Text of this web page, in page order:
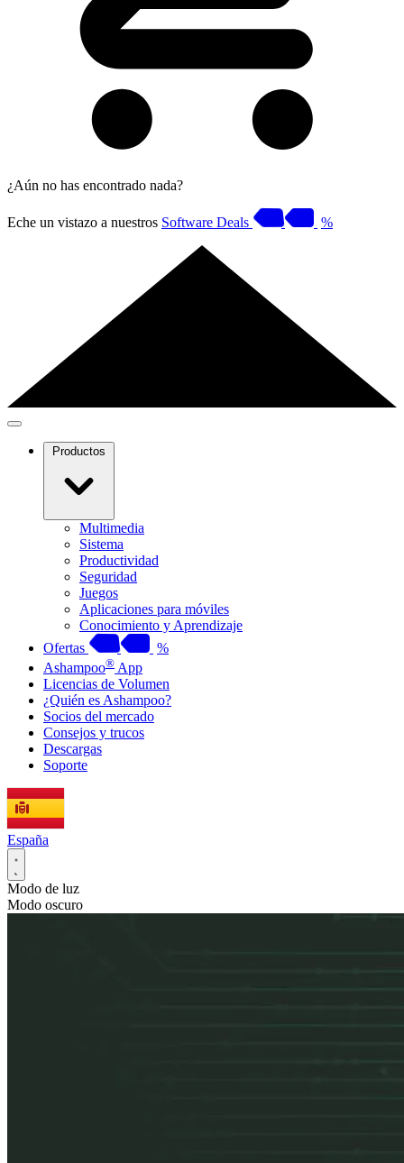
¿Aún no has encontrado nada?
Eche un vistazo a nuestros Software Deals %
Productos
Multimedia
Sistema
Productividad
Seguridad
Juegos
Aplicaciones para móviles
Conocimiento y Aprendizaje
Ofertas
%
Ashampoo® App
Licencias de Volumen
¿Quién es Ashampoo?
Socios del mercado
Consejos y trucos
Descargas
Soporte
España
Modo de luz
Modo oscuro